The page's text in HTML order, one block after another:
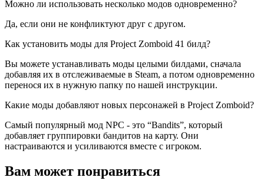
Можно ли использовать несколько модов одновременно?
Да, если они не конфликтуют друг с другом.
Как установить моды для Project Zomboid 41 билд?
Вы можете устанавливать моды целыми билдами, сначала
добавляя их в отслеживаемые в Steam, а потом одновременно
перенося их в нужную папку по нашей инструкции.
Какие моды добавляют новых персонажей в Project Zomboid?
Самый популярный мод NPC - это “Bandits”, который
добавляет группировки бандитов на карту. Они
настраиваются и усиливаются вместе с игроком.
Вам может понравиться